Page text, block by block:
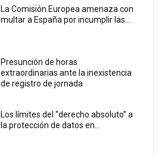
La Comisión Europea amenaza con
multar a España por incumplir las...
Presunción de horas
extraordinarias ante la inexistencia
de registro de jornada
Los límites del “derecho absoluto” a
la protección de datos en...